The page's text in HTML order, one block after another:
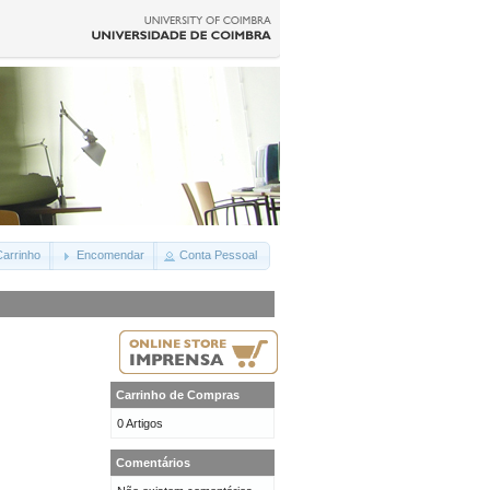
Encomendar Conta Pessoal
Carrinho de Compras
0 Artigos
Comentários